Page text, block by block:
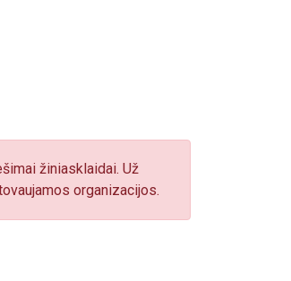
žiniasklaidai. Už
organizacijos.